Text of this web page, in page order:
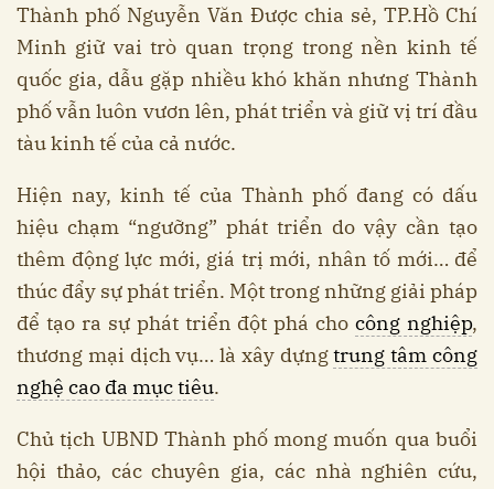
Thành phố Nguyễn Văn Được chia sẻ, TP.Hồ Chí
Minh giữ vai trò quan trọng trong nền kinh tế
quốc gia, dẫu gặp nhiều khó khăn nhưng Thành
phố vẫn luôn vươn lên, phát triển và giữ vị trí đầu
tàu kinh tế của cả nước.
Hiện nay, kinh tế của Thành phố đang có dấu
hiệu chạm “ngưỡng” phát triển do vậy cần tạo
thêm động lực mới, giá trị mới, nhân tố mới… để
thúc đẩy sự phát triển. Một trong những giải pháp
để tạo ra sự phát triển đột phá chocông nghiệp,
thương mại dịch vụ… là xây dựngtrung tâm công
nghệ cao đa mục tiêu.
Chủ tịch UBND Thành phố mong muốn qua buổi
hội thảo, các chuyên gia, các nhà nghiên cứu,